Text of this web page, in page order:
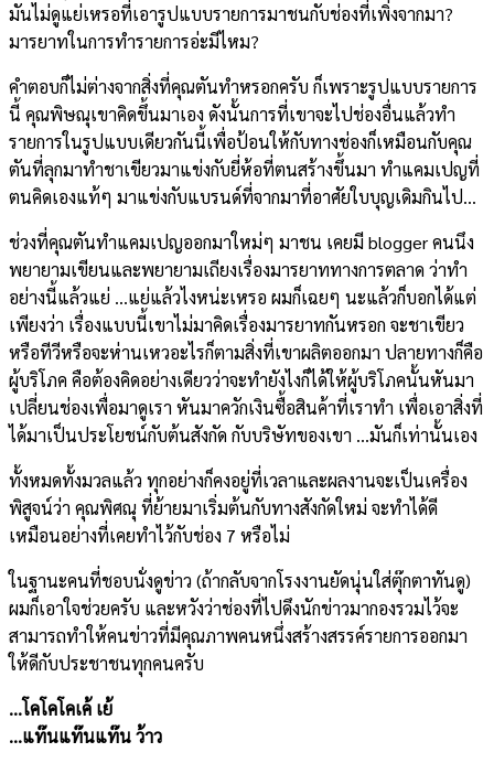
มันไม่ดูแย่เหรอที่เอารูปแบบรายการมาชนกับช่องที่เพิ่งจากมา?
มารยาทในการทำรายการอ่ะมีไหม?
คำตอบก็ไม่ต่างจากสิ่งที่คุณตันทำหรอกครับ ก็เพราะรูปแบบรายการ
นี้ คุณพิษณุเขาคิดขึ้นมาเอง ดังนั้นการที่เขาจะไปช่องอื่นแล้วทำ
รายการในรูปแบบเดียวกันนี้เพื่อป้อนให้กับทางช่องก็เหมือนกับคุณ
ตันที่ลุกมาทำชาเขียวมาแข่งกับยี่ห้อที่ตนสร้างขึ้นมา ทำแคมเปญที่
ตนคิดเองแท้ๆ มาแข่งกับแบรนด์ที่จากมาที่อาศัยใบบุญเดิมกินไป…
ช่วงที่คุณตันทำแคมเปญออกมาใหม่ๆ มาชน เคยมี blogger คนนึง
พยายามเขียนและพยายามเถียงเรื่องมารยาททางการตลาด ว่าทำ
อย่างนี้แล้วแย่ …แย่แล้วไงหน่ะเหรอ ผมก็เฉยๆ นะแล้วก็บอกได้แต่
เพียงว่า เรื่องแบบนี้เขาไม่มาคิดเรื่องมารยาทกันหรอก จะชาเขียว
หรือทีวีหรือจะห่านเหวอะไรก็ตามสิ่งที่เขาผลิตออกมา ปลายทางก็คือ
ผู้บริโภค คือต้องคิดอย่างเดียวว่าจะทำยังไงก็ได้ให้ผู้บริโภคนั้นหันมา
เปลี่ยนช่องเพื่อมาดูเรา หันมาควักเงินซื้อสินค้าที่เราทำ เพื่อเอาสิ่งที่
ได้มาเป็นประโยชน์กับต้นสังกัด กับบริษัทของเขา …มันก็เท่านั้นเอง
ทั้งหมดทั้งมวลแล้ว ทุกอย่างก็คงอยู่ที่เวลาและผลงานจะเป็นเครื่อง
พิสูจน์ว่า คุณพิศณุ ที่ย้ายมาเริ่มต้นกับทางสังกัดใหม่ จะทำได้ดี
เหมือนอย่างที่เคยทำไว้กับช่อง 7 หรือไม่
ในฐานะคนที่ชอบนั่งดูข่าว (ถ้ากลับจากโรงงานยัดนุ่นใส่ตุ๊กตาทันดู)
ผมก็เอาใจช่วยครับ และหวังว่าช่องที่ไปดึงนักข่าวมากองรวมไว้จะ
สามารถทำให้คนข่าวที่มีคุณภาพคนหนึ่งสร้างสรรค์รายการออกมา
ให้ดีกับประชาชนทุกคนครับ
…โคโคโคเค้ เย้
…แท๊นแท๊นแท๊น ว้าว